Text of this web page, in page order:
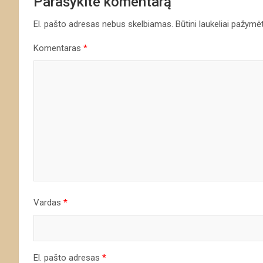
El. pašto adresas nebus skelbiamas. Būtini laukeliai
Komentaras *
Vardas *
El. pašto adresas *